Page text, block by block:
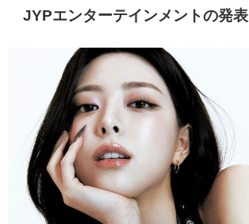
JYPエンターテインメントの発表